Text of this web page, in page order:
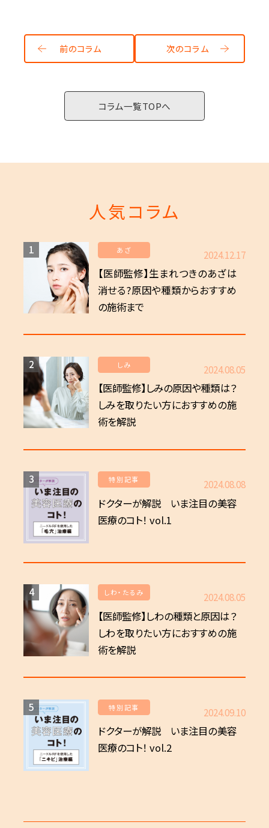
前のコラム 次のコラム
コラム一覧TOPへ
人気コラム
1 あざ 2024.12.17
【医師監修】生まれつきのあざは
消せる?原因や種類からおすすめ
の施術まで
2 しみ 2024.08.05
【医師監修】しみの原因や種類は？
しみを取りたい方におすすめの施
術を解説
3 特別記事 2024.08.08
ドクターが解説 いま注目の美容
医療のコト！ vol.1
4 しわ・たるみ 2024.08.05
【医師監修】しわの種類と原因は？
しわを取りたい方におすすめの施
術を解説
5 特別記事 2024.09.10
ドクターが解説 いま注目の美容
医療のコト！ vol.2